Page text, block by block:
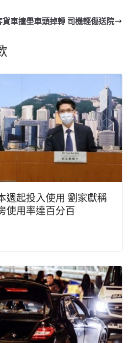
車撞壆車頭掉轉 司機輕傷送院
週起投入使用 劉家獻稱
使用率達百分百